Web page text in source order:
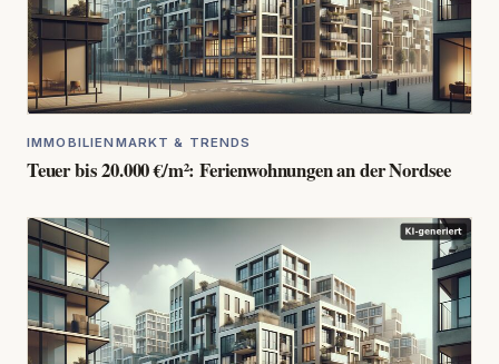
IMMOBILIENMARKT & TRENDS
Teuer bis 20.000 €/m²: Ferienwohnungen an der Nordsee